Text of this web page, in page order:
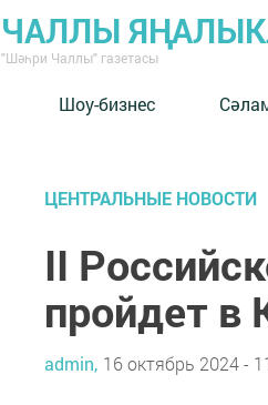
ЧАЛЛЫ
"Шәһри Чаллы" газетасы
Шоу-бизнес
ЦЕНТРАЛЬНЫЕ НОВОСТИ
II
пройдет в
admin, 16 октябрь 2024 -